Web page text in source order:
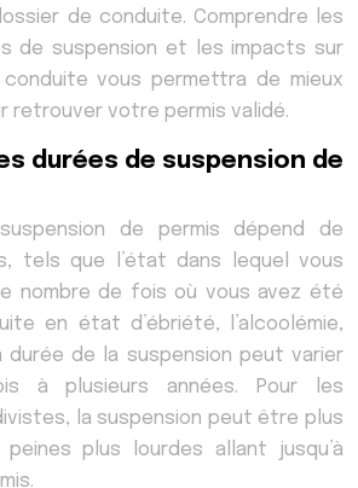
de conduite. Comprendre les
de suspension et les impacts sur
vous permettra de mieux
retrouver votre permis validé.
durées de suspension de
de permis dépend de
tels que l’état dans lequel vous
nombre de fois où vous avez été
en état d’ébriété, l’alcoolémie,
durée de la suspension peut varier
à plusieurs années. Pour les
la suspension peut être plus
plus lourdes allant jusqu’à